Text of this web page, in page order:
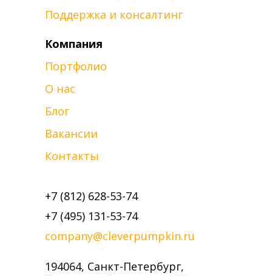
company@cleverpumpkin.ru
194064, Санкт-Петербург,
Поддержка и консалтинг
Компания
Портфолио
О нас
Блог
Вакансии
Контакты
+7 (812) 628-53-74
+7 (495) 131-53-74